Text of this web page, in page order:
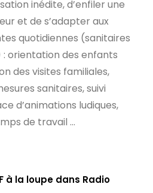
inédite, d’enfiler une
et de s’adapter aux
quotidiennes (sanitaires
orientation des enfants
des visites familiales,
sanitaires, suivi
d’animations ludiques,
de travail …
à la loupe dans Radio